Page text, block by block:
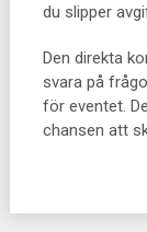
du slipper
Den direkta
svara på
för eventet.
chansen att